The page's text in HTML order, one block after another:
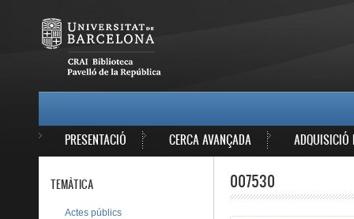
PRESENTACIÓ CERCA AVANÇADA ADQUISICIÓ
007530
TEMÀTICA
Actes públics